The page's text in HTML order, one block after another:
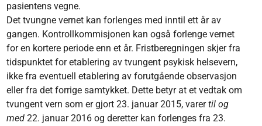
pasientens vegne.
Det tvungne vernet kan forlenges med inntil ett år av
gangen. Kontrollkommisjonen kan også forlenge vernet
for en kortere periode enn et år. Fristberegningen skjer fra
tidspunktet for etablering av tvungent psykisk helsevern,
ikke fra eventuell etablering av forutgående observasjon
eller fra det forrige samtykket. Dette betyr at et vedtak om
tvungent vern som er gjort 23. januar 2015, varertil og
med22. januar 2016 og deretter kan forlenges fra 23.